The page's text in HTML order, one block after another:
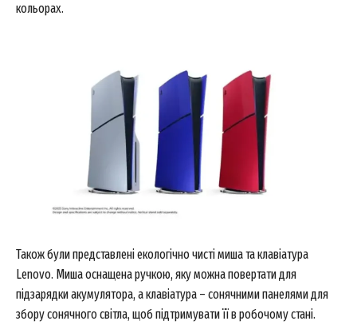
кольорах.
Також були представлені екологічно чисті миша та клавіатура
Lenovo. Миша оснащена ручкою, яку можна повертати для
підзарядки акумулятора, а клавіатура – сонячними панелями для
збору сонячного світла, щоб підтримувати її в робочому стані.